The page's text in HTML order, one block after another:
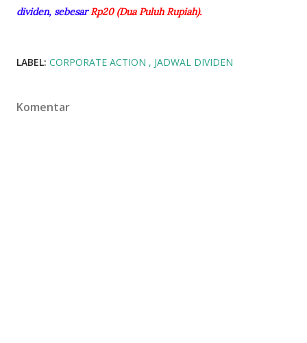
dividen, sebesarRp20 (Dua Puluh Rupiah).
LABEL: CORPORATE ACTION JADWAL DIVIDEN
Komentar